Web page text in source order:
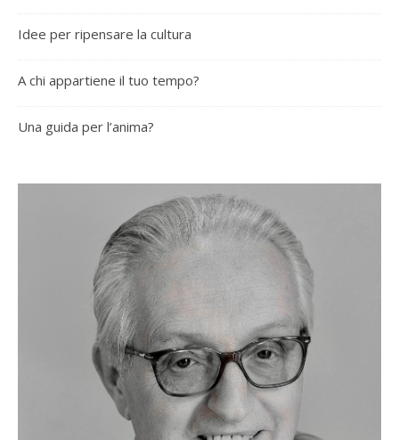
Idee per ripensare la cultura
A chi appartiene il tuo tempo?
Una guida per l’anima?